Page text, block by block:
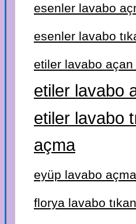
esenler lavabo
esenler lavabo
etiler lavabo açan
etiler lavabo
etiler lavabo
açma
eyüp lavabo açma
florya lavabo